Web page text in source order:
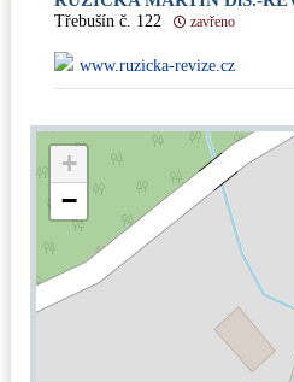
Třebušín č. 122 zavřeno
www.ruzicka-revize.cz
+
−